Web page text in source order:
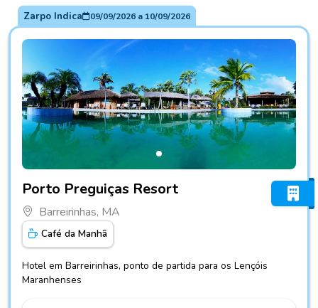
Zarpo Indica 09/09/2026a 10/09/2026
Porto Preguiças Resort
Barreirinhas, MA
Café da Manhã
Hotel em Barreirinhas, ponto de partida para os Lençóis
Maranhenses